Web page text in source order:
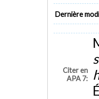
Dernière
Citer en
APA 7: